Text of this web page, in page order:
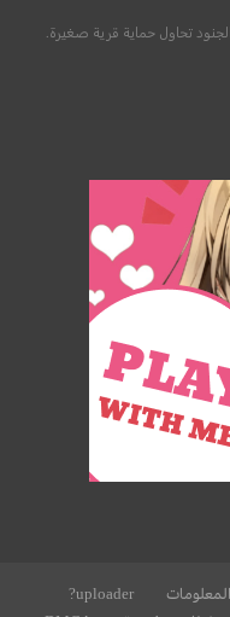
تحاول حماية قرية صغيرة.
uploader?